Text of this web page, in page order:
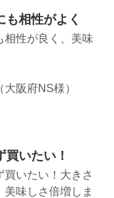
も相性がよく
相性が良く、美味
様）
いたい！
いたい！大きさ
味しさ倍増しま